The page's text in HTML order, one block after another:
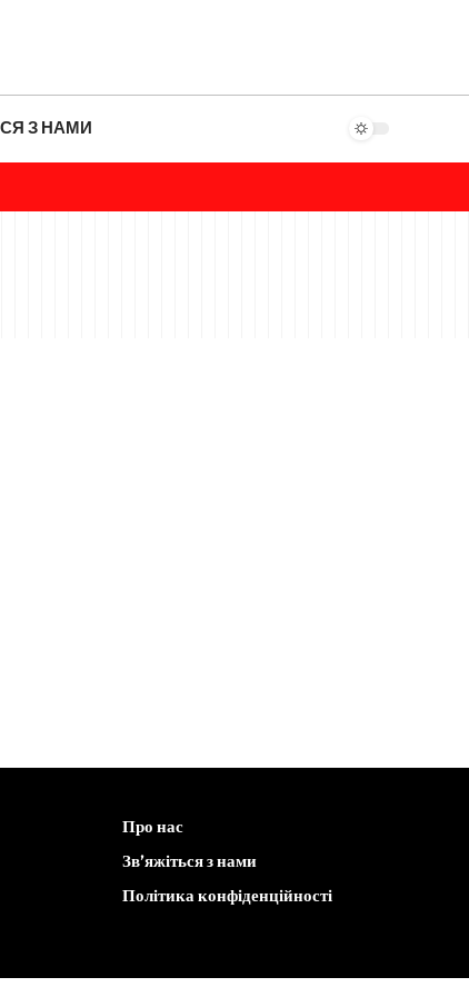
З НАМИ
Про нас
Зв’яжіться з нами
Політика конфіденційності